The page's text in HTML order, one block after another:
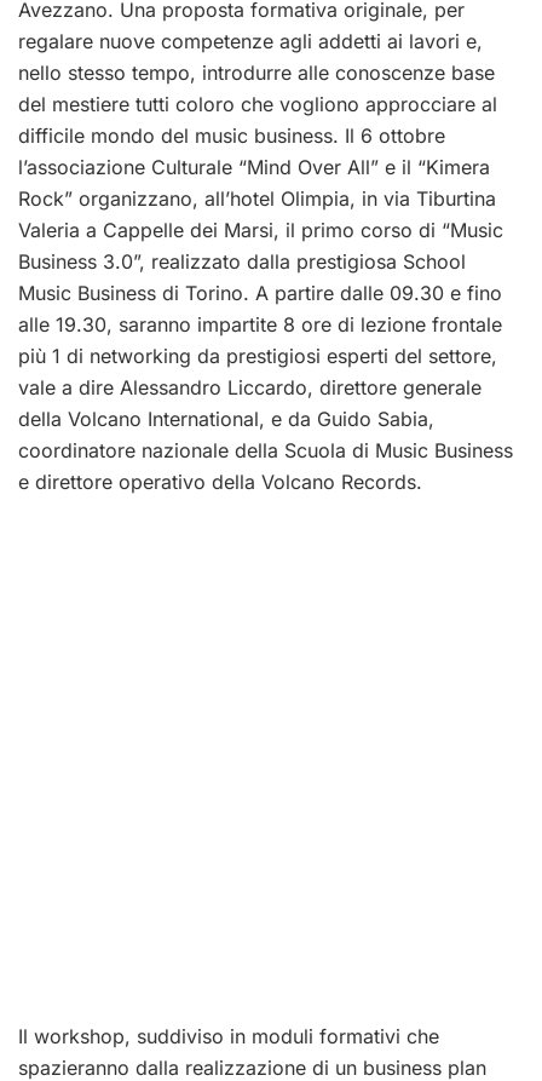
Avezzano. Una proposta formativa originale, per
regalare nuove competenze agli addetti ai lavori e,
nello stesso tempo, introdurre alle conoscenze base
del mestiere tutti coloro che vogliono approcciare al
difficile mondo del music business. Il 6 ottobre
l’associazione Culturale “Mind Over All” e il “Kimera
Rock” organizzano, all’hotel Olimpia, in via Tiburtina
Valeria a Cappelle dei Marsi, il primo corso di “Music
Business 3.0”, realizzato dalla prestigiosa School
Music Business di Torino. A partire dalle 09.30 e fino
alle 19.30, saranno impartite 8 ore di lezione frontale
più 1 di networking da prestigiosi esperti del settore,
vale a dire Alessandro Liccardo, direttore generale
della Volcano International, e da Guido Sabia,
coordinatore nazionale della Scuola di Music Business
e direttore operativo della Volcano Records.
Il workshop, suddiviso in moduli formativi che
spazieranno dalla realizzazione di un business plan